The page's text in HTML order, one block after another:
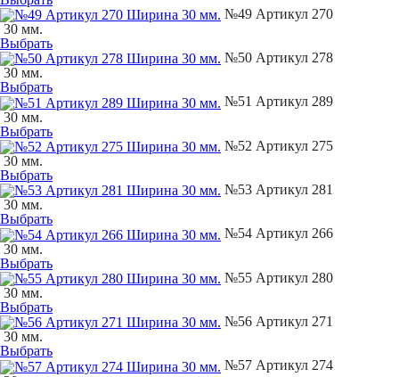
№49 Артикул 270
30 мм.
Выбрать
№50 Артикул 278
30 мм.
Выбрать
№51 Артикул 289
30 мм.
Выбрать
№52 Артикул 275
30 мм.
Выбрать
№53 Артикул 281
30 мм.
Выбрать
№54 Артикул 266
30 мм.
Выбрать
№55 Артикул 280
30 мм.
Выбрать
№56 Артикул 271
30 мм.
Выбрать
№57 Артикул 274